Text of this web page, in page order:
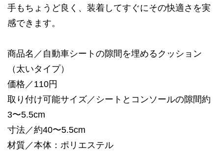
手もちょうど良く、装着してすぐにその快適さを実
感できます。
商品名／自動車シートの隙間を埋めるクッション
（太いタイプ）
価格／110円
取り付け可能サイズ／シートとコンソールの隙間約
3〜5.5cm
寸法／約40〜5.5cm
材質／本体：ポリエステル